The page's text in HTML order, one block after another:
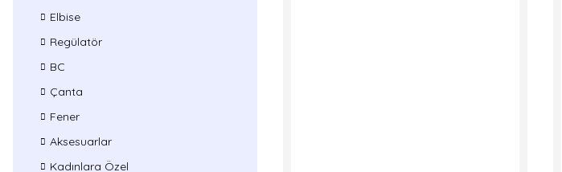
Elbise
Regülatör
BC
Çanta
Fener
Aksesuarlar
Kadınlara Özel